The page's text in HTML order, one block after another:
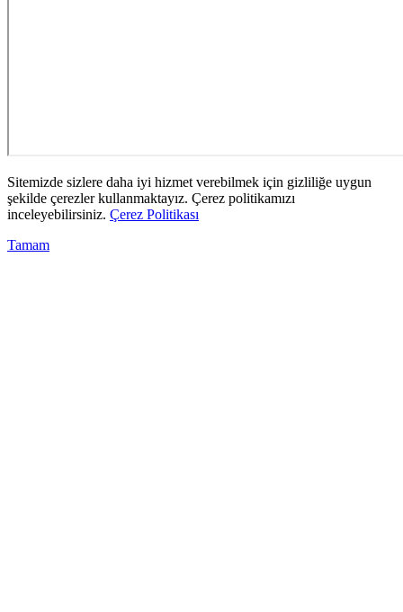
Sitemizde sizlere daha iyi hizmet verebilmek için gizliliğe uygun
şekilde çerezler kullanmaktayız. Çerez politikamızı
inceleyebilirsiniz. Çerez Politikası
Tamam